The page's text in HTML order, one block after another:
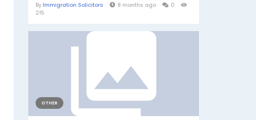
By Immigration Solicitors 8 months ago
0
215
OTHER